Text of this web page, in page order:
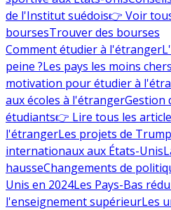
de l'Institut suédois👉 Voir
boursesTrouver des bourses
Comment étudier à l'étranger
peine ?Les pays les moins
motivation pour étudier à
aux écoles à l'étrangerGestion
étudiants👉 Lire tous les
l'étrangerLes projets de
internationaux aux États-Unis
hausseChangements de
Unis en 2024Les Pays-Bas
l'enseignement supérieurLes